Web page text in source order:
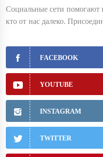
Социальные сети помогают
кто от нас далеко.
FACEBOOK
YOUTUBE
INSTAGRAM
TWITTER